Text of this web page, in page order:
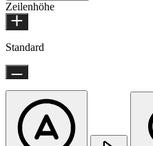
Zeilenhöhe
Standard